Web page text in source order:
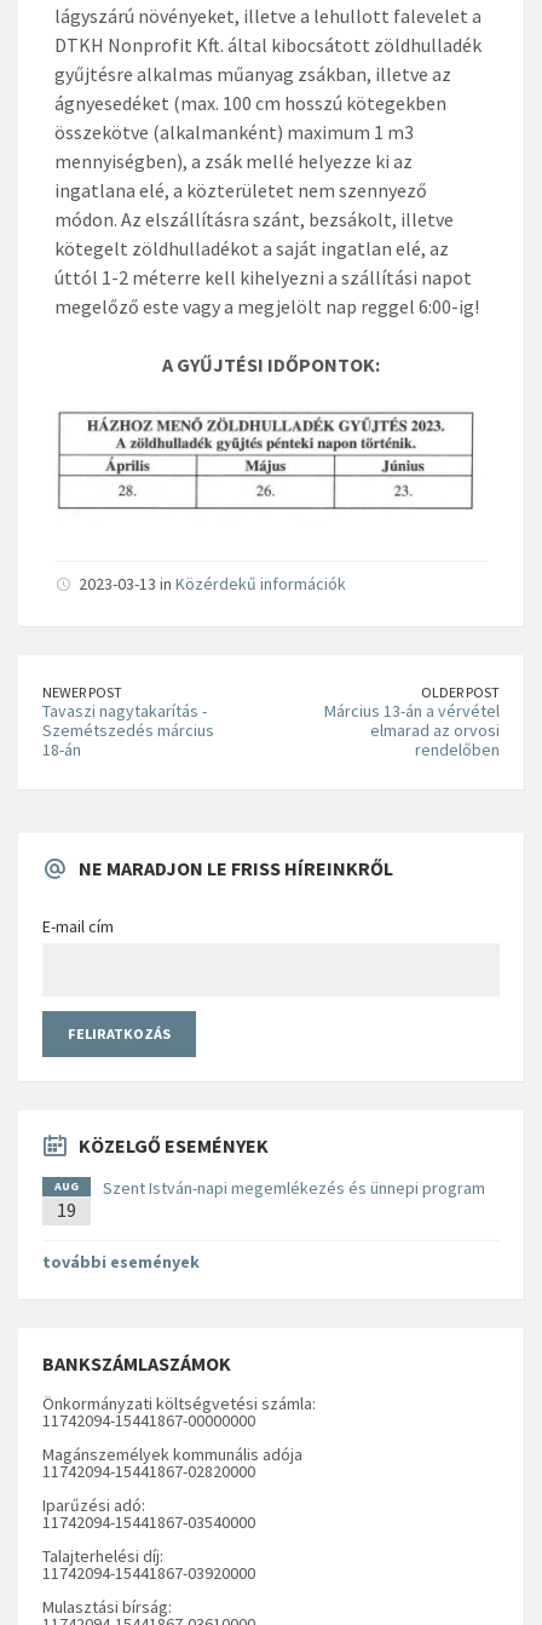
lágyszárú növényeket, illetve a lehullott falevelet a
DTKH Nonprofit Kft. által kibocsátott zöldhulladék
gyűjtésre alkalmas műanyag zsákban, illetve az
ágnyesedéket (max. 100 cm hosszú kötegekben
összekötve (alkalmanként) maximum 1 m3
mennyiségben), a zsák mellé helyezze ki az
ingatlana elé, a közterületet nem szennyező
módon. Az elszállításra szánt, bezsákolt, illetve
kötegelt zöldhulladékot a saját ingatlan elé, az
úttól 1-2 méterre kell kihelyezni a szállítási napot
megelőző este vagy a megjelölt nap reggel 6:00-ig!
A GYŰJTÉSI IDŐPONTOK:
2023-03-13 in Közérdekű információk
NEWER POST
Tavaszi nagytakarítás -
Szemétszedés március
18-án
OLDER POST
Március 13-án a vérvétel
elmarad az orvosi
rendelőben
NE MARADJON LE FRISS HÍREINKRŐL
E-mail cím
KÖZELGŐ ESEMÉNYEK
AUG
19
Szent István-napi megemlékezés és ünnepi program
további események
BANKSZÁMLASZÁMOK
Önkormányzati költségvetési számla:
11742094-15441867-00000000
Magánszemélyek kommunális adója
11742094-15441867-02820000
Iparűzési adó:
11742094-15441867-03540000
Talajterhelési díj:
11742094-15441867-03920000
Mulasztási bírság: